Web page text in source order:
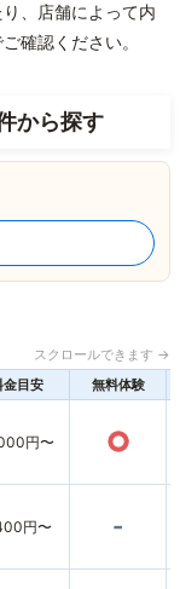
、店舗によって内
確認ください。
から探す
スクロールできます →
金目安 無料体験
円〜 ○
円〜 -